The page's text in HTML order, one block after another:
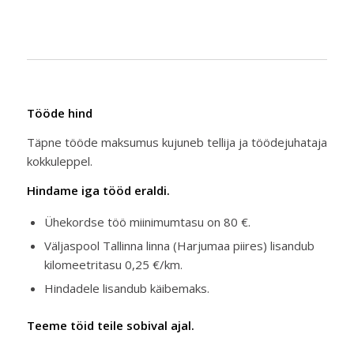
Tööde hind
Täpne tööde maksumus kujuneb tellija ja töödejuhataja
kokkuleppel.
Hindame iga tööd eraldi.
Ühekordse töö miinimumtasu on 80 €.
Väljaspool Tallinna linna (Harjumaa piires) lisandub
kilomeetritasu 0,25 €/km.
Hindadele lisandub käibemaks.
Teeme töid teile sobival ajal.